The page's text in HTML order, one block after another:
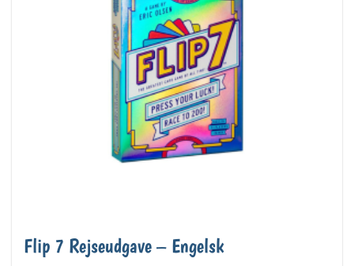
Flip 7 Rejseudgave – Engelsk